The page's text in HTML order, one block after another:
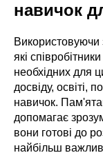
навичок
Використовуючи
які
необхідних для
досвіду, освіті,
навичок.
допомагає
вони готові до
найбільш